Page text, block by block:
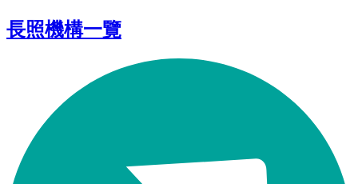
長照機構一覽